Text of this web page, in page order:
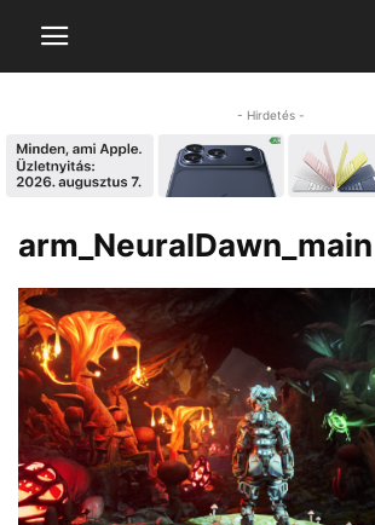
- Hirdetés -
arm_NeuralDawn_main